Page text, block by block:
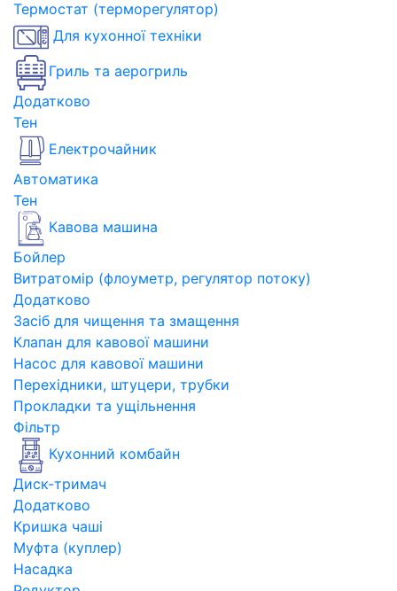
Термостат (терморегулятор)
Для кухонної техніки
Гриль та аерогриль
Додатково
Тен
Електрочайник
Автоматика
Тен
Кавова машина
Бойлер
Витратомір (флоуметр, регулятор потоку)
Додатково
Засіб для чищення та змащення
Клапан для кавової машини
Насос для кавової машини
Перехідники, штуцери, трубки
Прокладки та ущільнення
Фільтр
Кухонний комбайн
Диск-тримач
Додатково
Кришка чаші
Муфта (куплер)
Насадка